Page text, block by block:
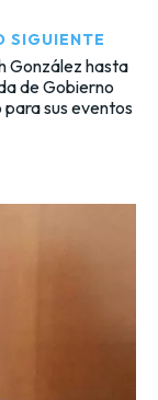
SIGUIENTE
González hasta
de Gobierno
sus eventos